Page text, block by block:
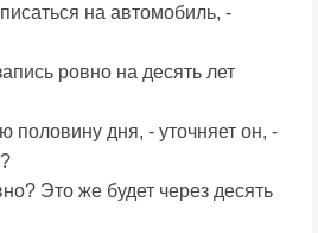
на автомобиль, -
ровно на десять лет
половину дня, - уточняет он, -
Это же будет через десять